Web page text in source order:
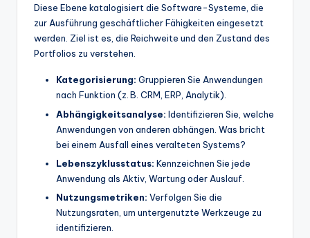
Diese Ebene katalogisiert die Software-Systeme, die
zur Ausführung geschäftlicher Fähigkeiten eingesetzt
werden. Ziel ist es, die Reichweite und den Zustand des
Portfolios zu verstehen.
Kategorisierung: Gruppieren Sie Anwendungen
nach Funktion (z. B. CRM, ERP, Analytik).
Abhängigkeitsanalyse: Identifizieren Sie, welche
Anwendungen von anderen abhängen. Was bricht
bei einem Ausfall eines veralteten Systems?
Lebenszyklusstatus: Kennzeichnen Sie jede
Anwendung als Aktiv, Wartung oder Auslauf.
Nutzungsmetriken: Verfolgen Sie die
Nutzungsraten, um untergenutzte Werkzeuge zu
identifizieren.